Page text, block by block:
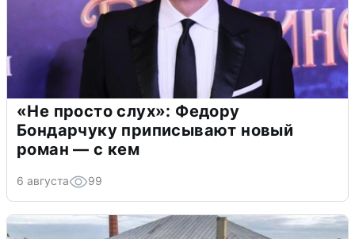
«Не просто слух»: Федору
Бондарчуку приписывают новый
роман — с кем
6 августа 99